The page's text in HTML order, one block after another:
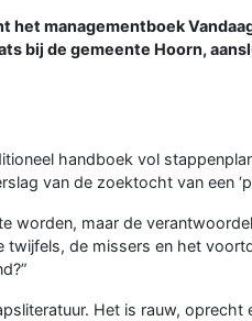
het managementboek
bij de gemeente Hoorn,
handboek vol
van de zoektocht van een
worden, maar de
de missers en het
Het is rauw, oprecht